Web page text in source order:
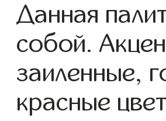
Данная
собой.
заиленные,
красные